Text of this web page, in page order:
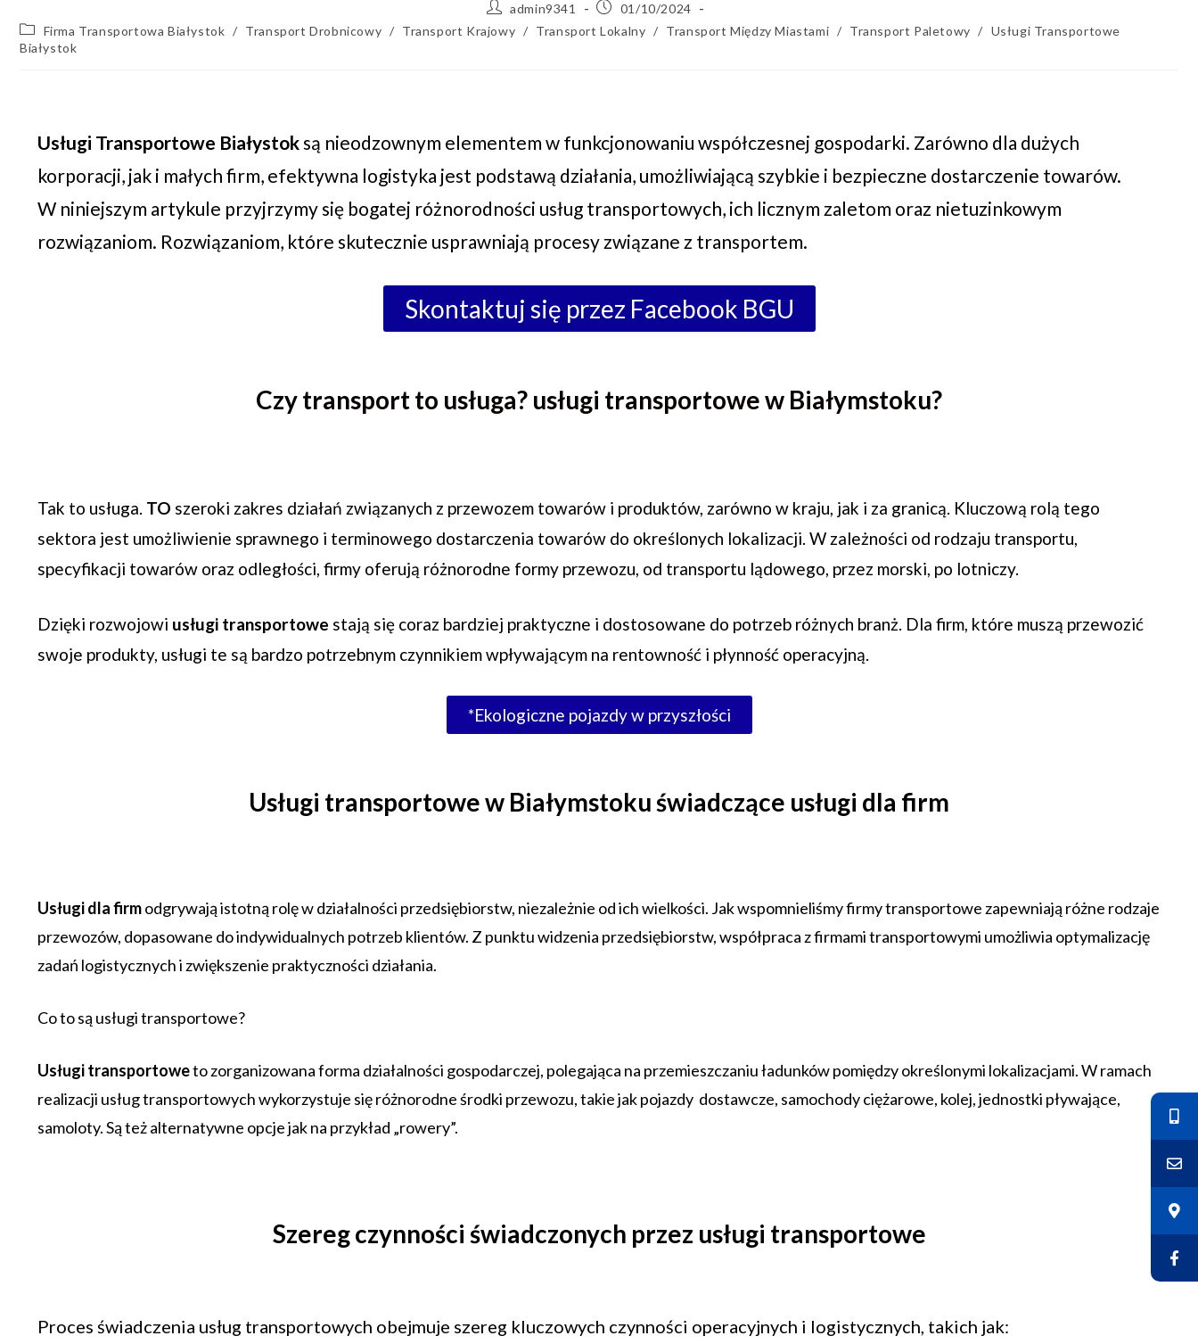
admin9341
01/10/2024
Firma Transportowa Białystok / Transport Drobnicowy / Transport Krajowy / Transport Lokalny / Transport Między Miastami / Transport Paletowy / Usługi Transportowe
Białystok
Usługi Transportowe Białystok są nieodzownym elementem w funkcjonowaniu współczesnej gospodarki. Zarówno dla dużych
korporacji, jak i małych firm, efektywna logistyka jest podstawą działania, umożliwiającą szybkie i bezpieczne dostarczenie towarów.
W niniejszym artykule przyjrzymy się bogatej różnorodności usług transportowych, ich licznym zaletom oraz nietuzinkowym
rozwiązaniom. Rozwiązaniom, które skutecznie usprawniają procesy związane z transportem.
Skontaktuj się przez Facebook BGU
Czy transport to usługa? usługi transportowe w Białymstoku?
Tak to usługa. TO szeroki zakres działań związanych z przewozem towarów i produktów, zarówno w kraju, jak i za granicą. Kluczową rolą tego
sektora jest umożliwienie sprawnego i terminowego dostarczenia towarów do określonych lokalizacji. W zależności od rodzaju transportu,
specyfikacji towarów oraz odległości, firmy oferują różnorodne formy przewozu, od transportu lądowego, przez morski, po lotniczy.
Dzięki rozwojowi usługi transportowe stają się coraz bardziej praktyczne i dostosowane do potrzeb różnych branż. Dla firm, które muszą przewozić
swoje produkty, usługi te są bardzo potrzebnym czynnikiem wpływającym na rentowność i płynność operacyjną.
*Ekologiczne pojazdy w przyszłości
Usługi transportowe w Białymstoku świadczące usługi dla firm
Usługi dla firmodgrywają istotną rolę w działalności przedsiębiorstw, niezależnie od ich wielkości. Jak wspomnieliśmy firmy transportowe zapewniają różne rodzaje
przewozów, dopasowane do indywidualnych potrzeb klientów. Z punktu widzenia przedsiębiorstw, współpraca z firmami transportowymi umożliwia optymalizację
zadań logistycznych i zwiększenie praktyczności działania.
Co to są usługi transportowe?
Usługi transportoweto zorganizowana forma działalności gospodarczej, polegająca na przemieszczaniu ładunków pomiędzy określonymi lokalizacjami. W ramach
realizacji usług transportowych wykorzystuje się różnorodne środki przewozu, takie jak pojazdy dostawcze, samochody ciężarowe, kolej, jednostki pływające,
samoloty. Są też alternatywne opcje jak na przykład „rowery”.
Szereg czynności świadczonych przez usługi transportowe
Proces świadczenia usług transportowych obejmuje szereg kluczowych czynności operacyjnych i logistycznych, takich jak: